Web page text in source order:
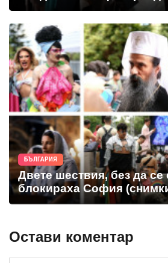
БЪЛГАРИЯ
Двете шествия, без да се
блокираха София
Остави коментар